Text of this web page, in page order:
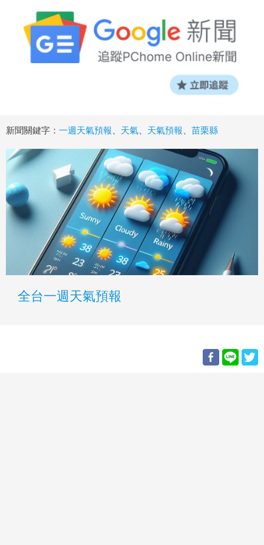
新聞關鍵字： 一週天氣預報 天氣 天氣預報 苗栗縣
全台一週天氣預報